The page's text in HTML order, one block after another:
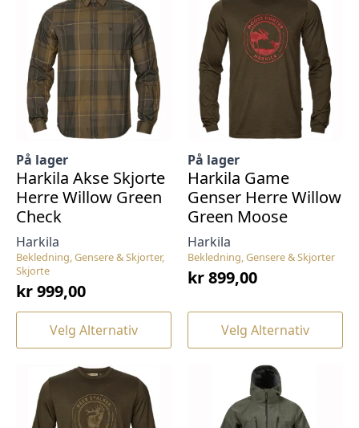
varianter.
Alternativene
kan
velges
på
produktsiden
varianter.
Alternativene
kan
velges
på
produktsiden
Bekledning, Gensere & Skjorter,
Skjorte
Harkila
På lager
Harkila Akse Skjorte
Herre Willow Green
Check
kr999,00
Velg Alternativ
Dette
produktet
varianter.
Alternativene
Bekledning, Gensere & Skjorter
Harkila
På lager
Harkila Game
Genser Herre Willow
Green Moose
kr899,00
Velg Alternativ
Dette
produktet
Alternativene